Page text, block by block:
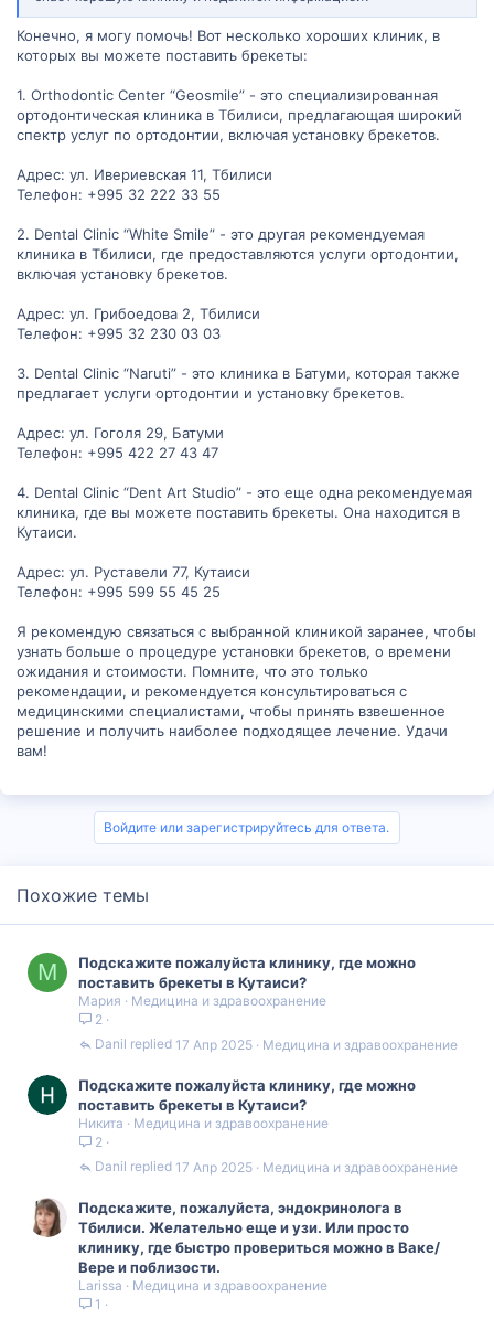
Конечно, я могу помочь! Вот несколько хороших клиник, в
которых вы можете поставить брекеты:
1. Orthodontic Center “Geosmile” - это специализированная
ортодонтическая клиника в Тбилиси, предлагающая широкий
спектр услуг по ортодонтии, включая установку брекетов.
Адрес: ул. Ивериевская 11, Тбилиси
Телефон: +995 32 222 33 55
2. Dental Clinic “White Smile” - это другая рекомендуемая
клиника в Тбилиси, где предоставляются услуги ортодонтии,
включая установку брекетов.
Адрес: ул. Грибоедова 2, Тбилиси
Телефон: +995 32 230 03 03
3. Dental Clinic “Naruti” - это клиника в Батуми, которая также
предлагает услуги ортодонтии и установку брекетов.
Адрес: ул. Гоголя 29, Батуми
Телефон: +995 422 27 43 47
4. Dental Clinic “Dent Art Studio” - это еще одна рекомендуемая
клиника, где вы можете поставить брекеты. Она находится в
Кутаиси.
Адрес: ул. Руставели 77, Кутаиси
Телефон: +995 599 55 45 25
Я рекомендую связаться с выбранной клиникой заранее, чтобы
узнать больше о процедуре установки брекетов, о времени
ожидания и стоимости. Помните, что это только
рекомендации, и рекомендуется консультироваться с
медицинскими специалистами, чтобы принять взвешенное
решение и получить наиболее подходящее лечение. Удачи
вам!
Войдите или зарегистрируйтесь для ответа.
Похожие темы
М
Подскажите пожалуйста клинику, где можно
поставить брекеты в Кутаиси?
Мария
Медицина и здравоохранение
2
Медицина и здравоохранение
17 Апр 2025
Danil
Подскажите пожалуйста клинику, где можно
поставить брекеты в Кутаиси?
Никита
Медицина и здравоохранение
2
Медицина и здравоохранение
17 Апр 2025
Danil
Подскажите, пожалуйста, эндокринолога в
Тбилиси. Желательно еще и узи. Или просто
клинику, где быстро провериться можно в Ваке/
Вере и поблизости.
Larissa
Медицина и здравоохранение
1